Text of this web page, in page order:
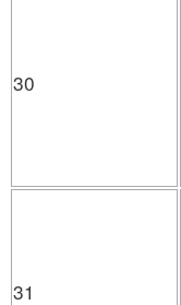
30
31